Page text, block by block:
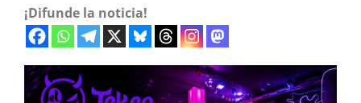
¡Difunde la noticia!